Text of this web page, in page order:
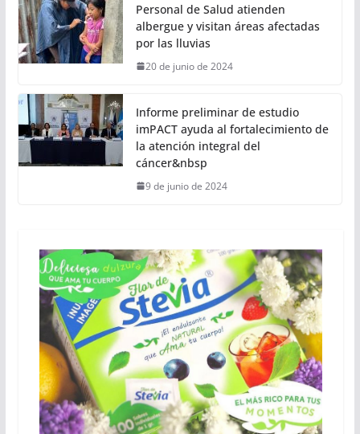
Personal de Salud atienden
albergue y visitan áreas afectadas
por las lluvias
20 de junio de 2024
Informe preliminar de estudio
imPACT ayuda al fortalecimiento de
la atención integral del
cáncer&nbsp
9 de junio de 2024